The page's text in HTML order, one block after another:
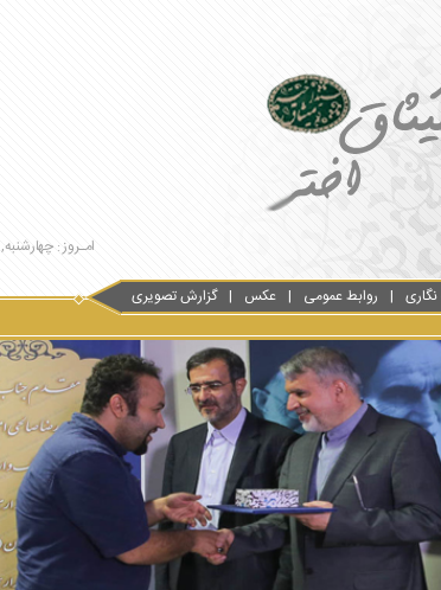
امـروز : چهارشنبه, ۱۴ مرداد , ۱۴۰۵
نگاری روابط عمومی عکس گزارش تصویری